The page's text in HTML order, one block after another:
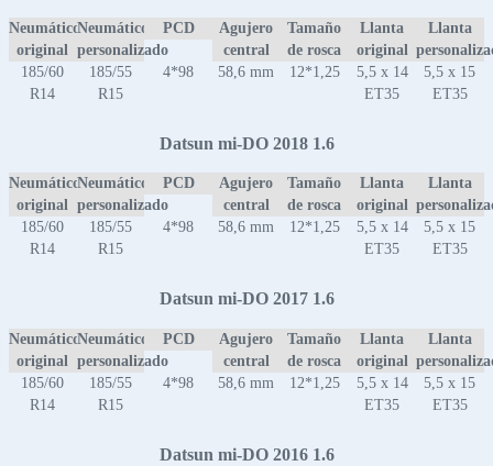
Neumático
original
Neumático
personalizado
PCD
Agujero
central
Tamaño
de rosca
Llanta
original
Llanta
185/60
R14
185/55
R15
4*98 58,6 mm 12*1,25
5,5 x 14
ET35
5,5 x 15
ET35
Datsun mi-DO 2018 1.6
Neumático
original
Neumático
personalizado
PCD
Agujero
central
Tamaño
de rosca
Llanta
original
Llanta
185/60
R14
185/55
R15
4*98 58,6 mm 12*1,25
5,5 x 14
ET35
5,5 x 15
ET35
Datsun mi-DO 2017 1.6
Neumático
original
Neumático
personalizado
PCD
Agujero
central
Tamaño
de rosca
Llanta
original
Llanta
185/60
R14
185/55
R15
4*98 58,6 mm 12*1,25
5,5 x 14
ET35
5,5 x 15
ET35
Datsun mi-DO 2016 1.6